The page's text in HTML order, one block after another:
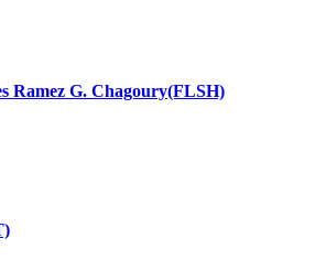
Ramez G. Chagoury(FLSH)